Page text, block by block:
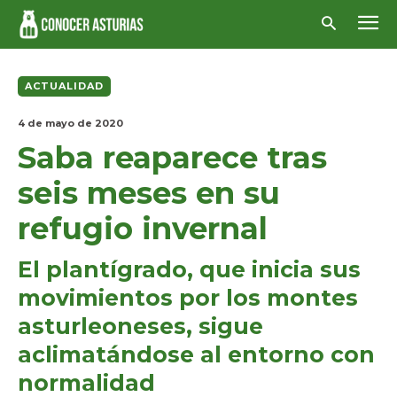
ACTUALIDAD
4 de mayo de 2020
Saba reaparece tras
seis meses en su
refugio invernal
El plantígrado, que inicia sus
movimientos por los montes
asturleoneses, sigue
aclimatándose al entorno con
normalidad